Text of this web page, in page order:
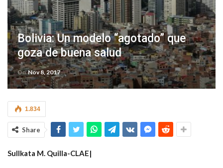
Bolivia: Un modelo “agotado” que
goza de buena salud
OnNov 8, 2017
1.834
Share
Sullkata M. Quilla-CLAE|